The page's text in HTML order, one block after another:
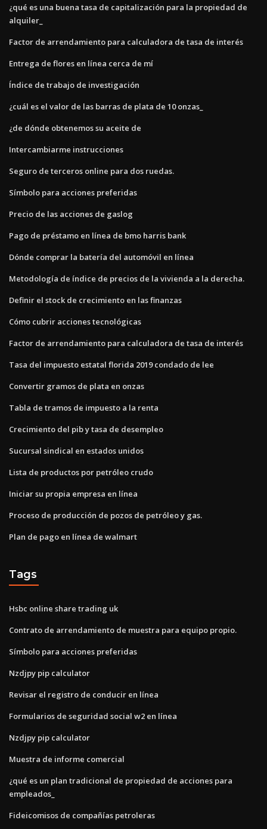
¿qué es una buena tasa de capitalización para la propiedad de
alquiler_
Factor de arrendamiento para calculadora de tasa de interés
Entrega de flores en línea cerca de mí
Índice de trabajo de investigación
¿cuál es el valor de las barras de plata de 10 onzas_
¿de dónde obtenemos su aceite de
Intercambiarme instrucciones
Seguro de terceros online para dos ruedas.
Símbolo para acciones preferidas
Precio de las acciones de gaslog
Pago de préstamo en línea de bmo harris bank
Dónde comprar la batería del automóvil en línea
Metodología de índice de precios de la vivienda a la derecha.
Definir el stock de crecimiento en las finanzas
Cómo cubrir acciones tecnológicas
Factor de arrendamiento para calculadora de tasa de interés
Tasa del impuesto estatal florida 2019 condado de lee
Convertir gramos de plata en onzas
Tabla de tramos de impuesto a la renta
Crecimiento del pib y tasa de desempleo
Sucursal sindical en estados unidos
Lista de productos por petróleo crudo
Iniciar su propia empresa en línea
Proceso de producción de pozos de petróleo y gas.
Plan de pago en línea de walmart
Tags
Hsbc online share trading uk
Contrato de arrendamiento de muestra para equipo propio.
Símbolo para acciones preferidas
Nzdjpy pip calculator
Revisar el registro de conducir en línea
Formularios de seguridad social w2 en línea
Nzdjpy pip calculator
Muestra de informe comercial
¿qué es un plan tradicional de propiedad de acciones para
empleados_
Fideicomisos de compañías petroleras